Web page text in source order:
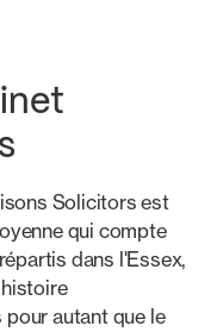
Solicitors est
qui compte
dans l'Essex,
autant que le